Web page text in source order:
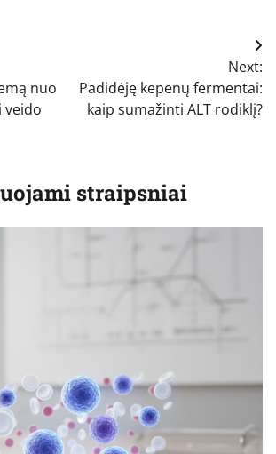
nuo
veido
Next:
Padidėję kepenų fermentai:
kaip sumažinti ALT rodiklį?
straipsniai